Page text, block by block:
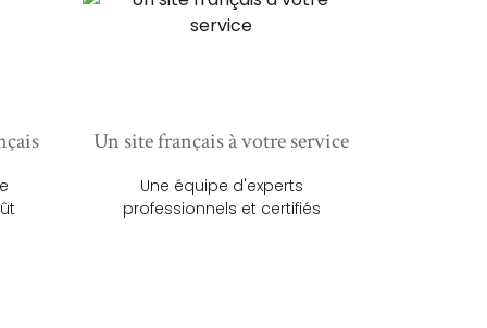
Un site français à votre service
Une équipe d'experts
professionnels et certifiés